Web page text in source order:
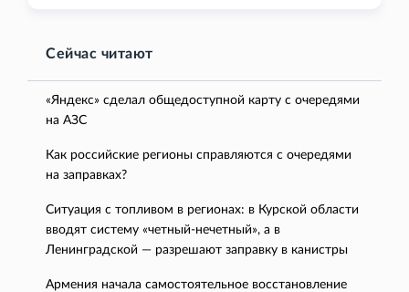
Сейчас читают
«Яндекс» сделал общедоступной карту с очередями
на АЗС
Как российские регионы справляются с очередями
на заправках?
Ситуация с топливом в регионах: в Курской области
вводят систему «четный-нечетный», а в
Ленинградской — разрешают заправку в канистры
Армения начала самостоятельное восстановление